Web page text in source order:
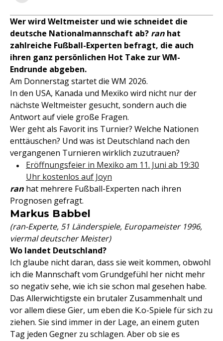
Wer wird Weltmeister und wie schneidet die
deutsche Nationalmannschaft ab? ran hat
zahlreiche Fußball-Experten befragt, die auch
ihren ganz persönlichen Hot Take zur WM-
Endrunde abgeben.
Am Donnerstag startet die WM 2026.
In den USA, Kanada und Mexiko wird nicht nur der
nächste Weltmeister gesucht, sondern auch die
Antwort auf viele große Fragen.
Wer geht als Favorit ins Turnier? Welche Nationen
enttäuschen? Und was ist Deutschland nach den
vergangenen Turnieren wirklich zuzutrauen?
Eröffnungsfeier in Mexiko am 11. Juni ab 19:30
Uhr kostenlos auf Joyn
ran hat mehrere Fußball-Experten nach ihren
Prognosen gefragt.
Markus Babbel
(ran-Experte, 51 Länderspiele, Europameister 1996,
viermal deutscher Meister)
Wo landet Deutschland?
Ich glaube nicht daran, dass sie weit kommen, obwohl
ich die Mannschaft vom Grundgefühl her nicht mehr
so negativ sehe, wie ich sie schon mal gesehen habe.
Das Allerwichtigste ein brutaler Zusammenhalt und
vor allem diese Gier, um eben die K.o-Spiele für sich zu
ziehen. Sie sind immer in der Lage, an einem guten
Tag jeden Gegner zu schlagen. Aber ob sie es